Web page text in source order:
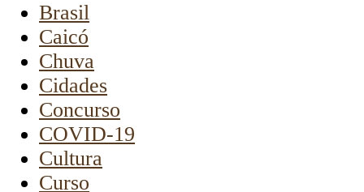
Brasil
Caicó
Chuva
Cidades
Concurso
COVID-19
Cultura
Curso